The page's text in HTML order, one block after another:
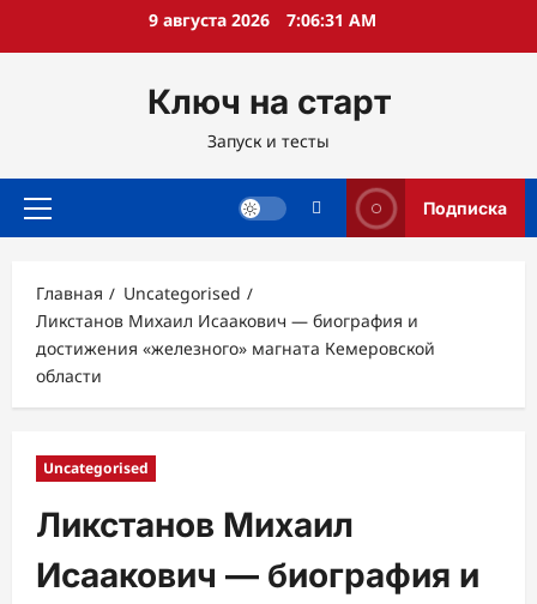
9 августа 2026 7:06:32 AM
Ключ на старт
Запуск и тесты
Основное
Подписка
Главная
Uncategorised
Ликстанов Михаил Исаакович — биография и
достижения «железного» магната Кемеровской
области
Uncategorised
Ликстанов Михаил
Исаакович — биография и